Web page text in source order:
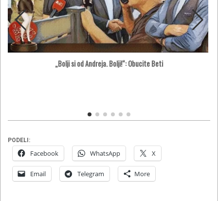
„Bolji si od Andreja. Bolji!“: Obucite Beti
PODELI:
Facebook WhatsApp X
Email Telegram More